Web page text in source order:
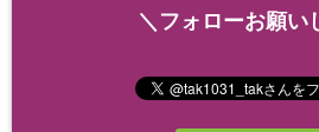
＼フォローお願い